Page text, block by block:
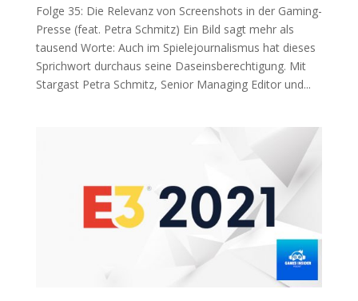
Folge 35: Die Relevanz von Screenshots in der Gaming-
Presse (feat. Petra Schmitz) Ein Bild sagt mehr als
tausend Worte: Auch im Spielejournalismus hat dieses
Sprichwort durchaus seine Daseinsberechtigung. Mit
Stargast Petra Schmitz, Senior Managing Editor und...